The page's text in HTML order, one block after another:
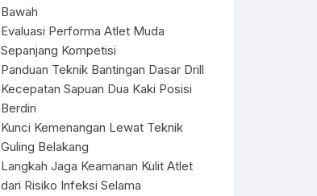
Bawah
Evaluasi Performa Atlet Muda
Sepanjang Kompetisi
Panduan Teknik Bantingan Dasar Drill
Kecepatan Sapuan Dua Kaki Posisi
Berdiri
Kunci Kemenangan Lewat Teknik
Guling Belakang
Langkah Jaga Keamanan Kulit Atlet
dari Risiko Infeksi Selama